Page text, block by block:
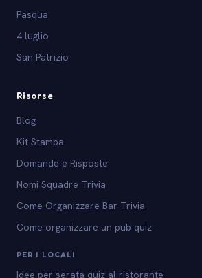
Pasqua
4 luglio
San Patrizio
Risorse
Blog
Kit Stampa
Domande e Risposte
Nomi Squadre Trivia
Come Organizzare Bar Trivia
Come organizzare un pub quiz
PER I LOCALI
Idee per serata quiz al ristorante